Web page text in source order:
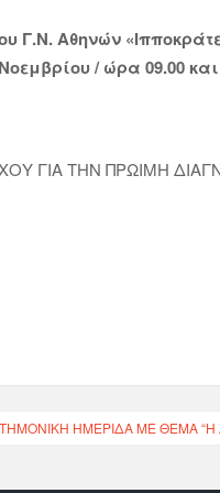
Γ.Ν. Αθηνών
/ ώρα 09.00
ΓΙΑ ΤΗΝ ΠΡΩΙΜΗ
ΗΜΕΡΊΔΑ ΜΕ ΘΈΜΑ